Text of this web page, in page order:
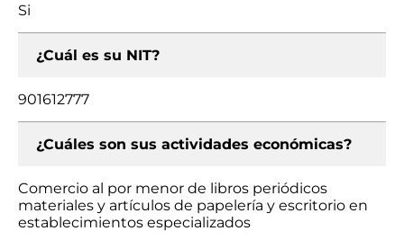
Si
¿Cuál es su NIT?
901612777
¿Cuáles son sus actividades económicas?
Comercio al por menor de libros periódicos
materiales y artículos de papelería y escritorio en
establecimientos especializados